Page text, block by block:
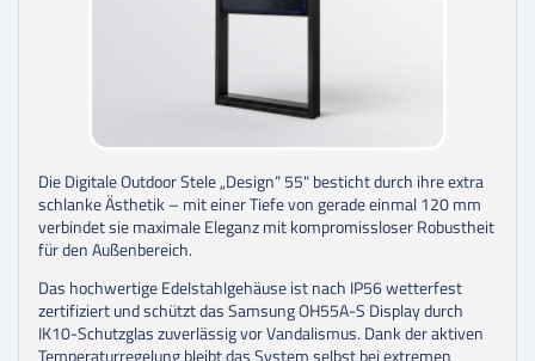
Die Digitale Outdoor Stele „Design“ 55" besticht durch ihre extra
schlanke Ästhetik – mit einer Tiefe von gerade einmal 120 mm
verbindet sie maximale Eleganz mit kompromissloser Robustheit
für den Außenbereich.
Das hochwertige Edelstahlgehäuse ist nach IP56 wetterfest
zertifiziert und schützt das Samsung OH55A-S Display durch
IK10-Schutzglas zuverlässig vor Vandalismus. Dank der aktiven
Temperaturregelung bleibt das System selbst bei extremen